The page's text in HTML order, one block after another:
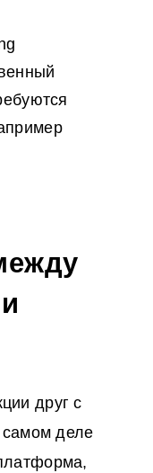
друг с
самом деле